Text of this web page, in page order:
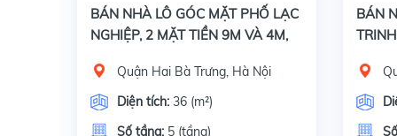
BÁN NHÀ LÔ GÓC MẶT PHỐ LẠC
NGHIỆP, 2 MẶT TIỀN 9M VÀ 4M,
Quận Hai Bà Trưng, Hà Nội
Diện tích: 36 (m²)
Số tầng: 5 (tầng)
BÁN